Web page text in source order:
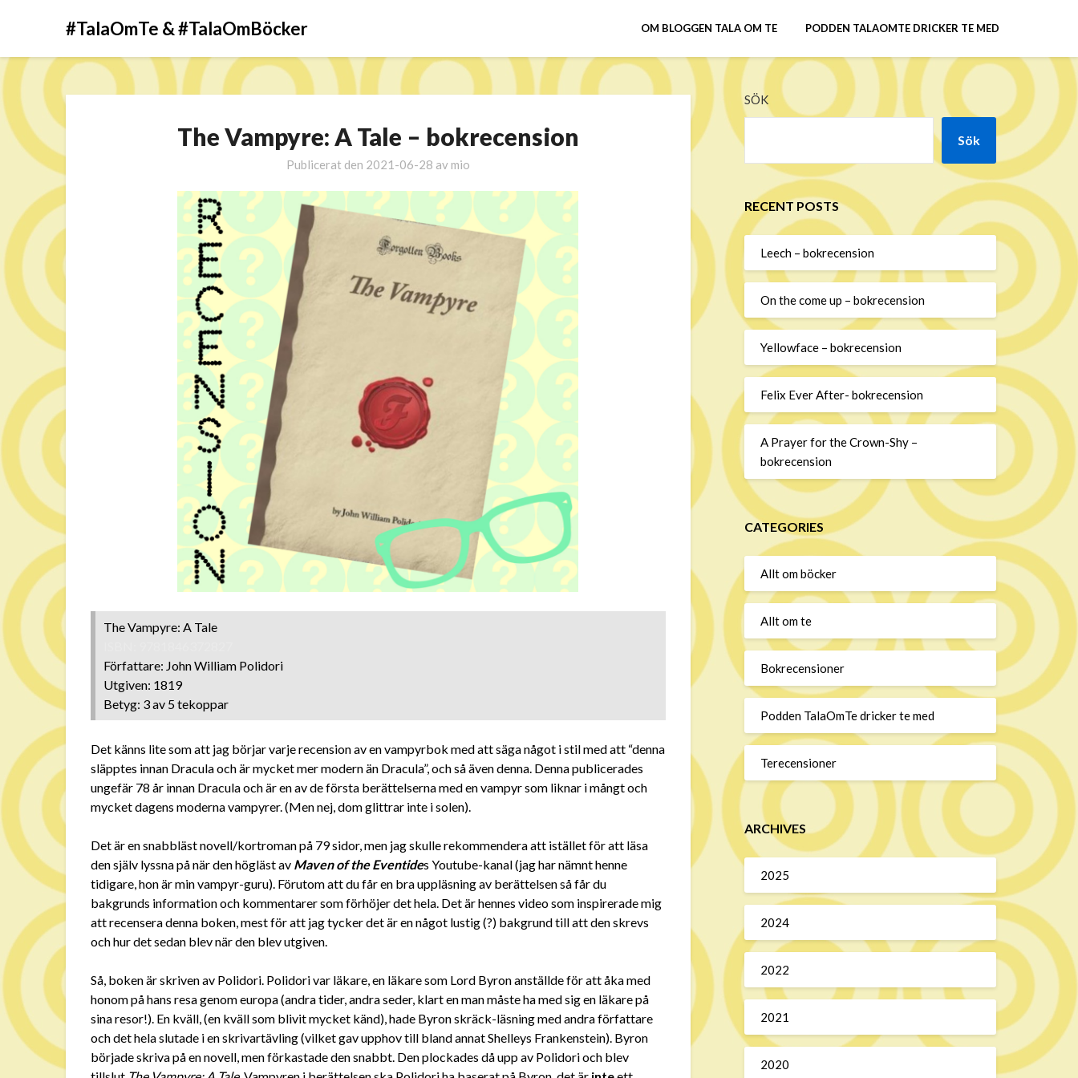
#TalaOmTe & #TalaOmBöcker OM BLOGGEN TALA OM TE PODDEN TALAOMTE DRICKER TE MED
The Vampyre: A Tale – bokrecension
Publicerat den 2021-06-28 av mio
The Vampyre: A Tale
Författare: John William Polidori
Utgiven: 1819
Betyg: 3 av 5 tekoppar
Det känns lite som att jag börjar varje recension av en vampyrbok med att säga något i stil med att “denna
släpptes innan Dracula och är mycket mer modern än Dracula”, och så även denna. Denna publicerades
ungefär 78 år innan Dracula och är en av de första berättelserna med en vampyr som liknar i mångt och
mycket dagens moderna vampyrer. (Men nej, dom glittrar inte i solen).
Det är en snabbläst novell/kortroman på 79 sidor, men jag skulle rekommendera att istället för att läsa
den själv lyssna på när den högläst av Maven of the Eventides Youtube-kanal (jag har nämnt henne
tidigare, hon är min vampyr-guru). Förutom att du får en bra uppläsning av berättelsen så får du
bakgrunds information och kommentarer som förhöjer det hela. Det är hennes video som inspirerade mig
att recensera denna boken, mest för att jag tycker det är en något lustig (?) bakgrund till att den skrevs
och hur det sedan blev när den blev utgiven.
Så, boken är skriven av Polidori. Polidori var läkare, en läkare som Lord Byron anställde för att åka med
honom på hans resa genom europa (andra tider, andra seder, klart en man måste ha med sig en läkare på
sina resor!). En kväll, (en kväll som blivit mycket känd), hade Byron skräck-läsning med andra författare
och det hela slutade i en skrivartävling (vilket gav upphov till bland annat Shelleys Frankenstein). Byron
började skriva på en novell, men förkastade den snabbt. Den plockades då upp av Polidori och blev
SÖK
Sök
RECENT POSTS
Leech – bokrecension
On the come up – bokrecension
Yellowface – bokrecension
Felix Ever After- bokrecension
A Prayer for the Crown-Shy –
bokrecension
CATEGORIES
Allt om böcker
Allt om te
Bokrecensioner
Podden TalaOmTe dricker te med
Terecensioner
ARCHIVES
2025
2024
2022
2021
2020